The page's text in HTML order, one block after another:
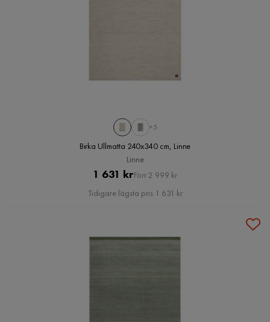
+5
Birka Ullmatta 240x340 cm, Linne
Linne
Pris
1 631 krOriginal
Pris
Förr 2 999 kr
Tidigare lägsta pris 1 631 kr